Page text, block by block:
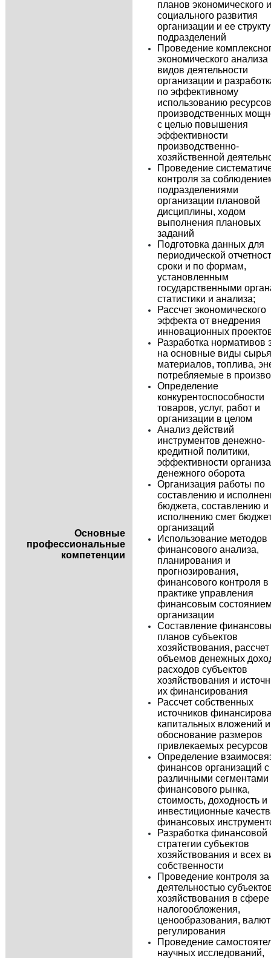
Основные
профессиональные
компетенции
планов экономического и
социального развития
организации и ее
подразделений
Проведение
экономического анализа
видов деятельности
организации и
по эффективному
использованию
производственных
с целью повышения
эффективности
производственно-
хозяйственной
Проведение
контроля за
подразделениями
организации плановой
дисциплины, ходом
выполнения плановых
заданий
Подготовка данных для
периодической
сроки и по формам,
установленным
государственными
статистики и анализа;
Рассчет экономического
эффекта от внедрения
инновационных
Разработка нормативов
на основные виды
материалов, топлива,
потребляемые в
Определение
конкурентоспособности
товаров, услуг, работ и
организации в целом
Анализ действий
инструментов денежно-
кредитной политики,
эффективности
денежного оборота
Организация работы по
составлению и
бюджета, составлению и
исполнению смет
организаций
Использование методов
финансового анализа,
планирования и
прогнозирования,
финансового контроля в
практике управления
финансовым
организации
Составление
планов субъектов
хозяйствования, рассчет
объемов денежных
расходов субъектов
хозяйствования и
их финансирования
Рассчет собственных
источников
капитальных вложений и
обоснование размеров
привлекаемых ресурсов
Определение
финансов организаций с
различными сегментами
финансового рынка,
стоимость, доходность и
инвестиционные
финансовых
Разработка финансовой
стратегии субъектов
хозяйствования и всех
собственности
Проведение контроля за
деятельностью
хозяйствования в сфере
налогообложения,
ценообразования,
регулирования
Проведение
научных исследований,